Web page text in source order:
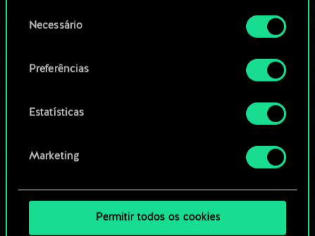
Você encontrará todos os detalhes sobre o uso
de cookies e poderá ajustar as suas preferências
no menu "Configurações" abaixo.
deNecessário
Preferências
Estatísticas
Marketing
Permitir todos os cookies
comunidade